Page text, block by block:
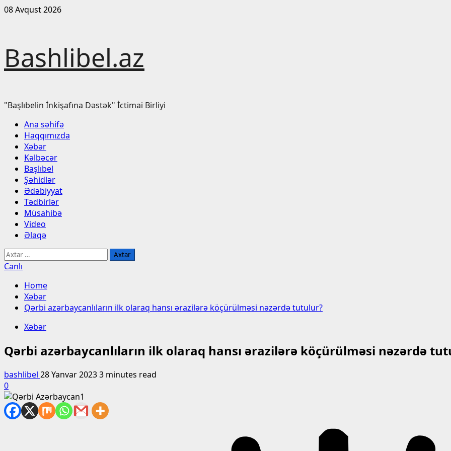
Skip
08 Avqust 2026
Bashlibel.az
"Başlıbelin İnkişafına Dəstək" İctimai Birliyi
Primary
Menu
Ana səhifə
Haqqımızda
Xəbər
Kəlbəcər
Başlıbel
Şəhidlər
Ədəbiyyat
Tədbirlər
Müsahibə
Video
Əlaqə
Axtarış:
Canlı
Home
Xəbər
Qərbi azərbaycanlıların ilk olaraq hansı ərazilərə köçürülməsi nəzərdə tutulur?
Xəbər
Qərbi azərbaycanlıların ilk olaraq hansı ərazilərə köçürülməsi nəzərdə
bashlibel 28 Yanvar 20233 minutes read
0